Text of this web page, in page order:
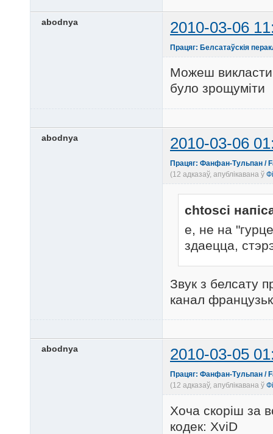
abodnya 2010-03-06
Працяг: Белсатаўскія
Можеш викласти
було зрощуміти
abodnya 2010-03-06
Працяг: Фанфан-Тульпан /
(12 адказаў, апублікавана ў
chtosci
е, не на
здаецца,
Звук з белсату
канал
abodnya 2010-03-05
Працяг: Фанфан-Тульпан /
(12 адказаў, апублікавана ў
Хоча скоріш за
кодек: XviD